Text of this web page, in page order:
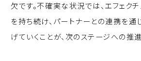
欠です。不確実な状況では、エフェク
を持ち続け、パートナーとの連携を
げていくことが、次のステージへの推